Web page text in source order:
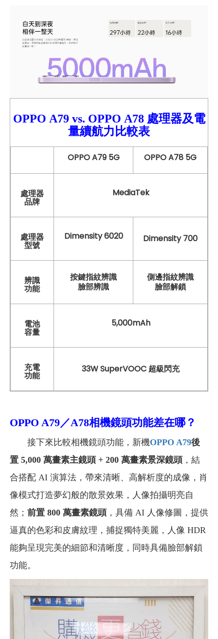
OPPO A79 vs. OPPO A78處理器及電
量續航力比較表
OPPO A79 5G OPPO A78 5G
處理器
品牌
MediaTek
處理器
型號
Dimensity 6020 Dimensity 700
辨識
功能
按鍵指紋辨識
臉部辨識
側邊指紋辨識
臉部解鎖
電池
容量
5,000mAh
充電
功能
33W SuperVOOC 超級閃充
OPPO A79／A78相機鏡頭功能差在哪？
接下來比較相機鏡頭功能，新機OPPO A79後
置 5,000 萬畫素主鏡頭 + 200 萬畫素景深鏡頭 ，結
合搭配 AI 演算法，帶來清晰、高解析度的成像，肖
像模式打造夢幻般的散景效果，人像拍攝明亮自
然； 前置 800 萬畫素鏡頭 ，具備 AI 人像修圖，提供
逼真的色彩和皮膚紋理，捕捉獨特美麗，人像 HDR
能夠呈現完美的細節和清晰度，同時具備臉部解鎖
功能。